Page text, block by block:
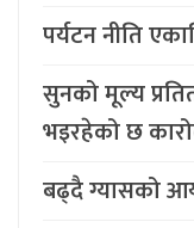
पर्यटन नीति
सुनको मूल्य
भइरहेको छ
बढ्दै ग्यासको